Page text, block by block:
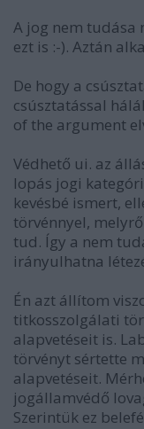
A jog nem tudása
ezt is :-). Aztán
De hogy a
csúsztatással
of the argument
Védhető ui. az
lopás jogi
kevésbé ismert,
törvénnyel,
tud. Így a nem
irányulhatna
Én azt állítom
titkosszolgálati
alapvetéseit is.
törvényt sértette
alapvetéseit.
jogállamvédő
Szerintük ez